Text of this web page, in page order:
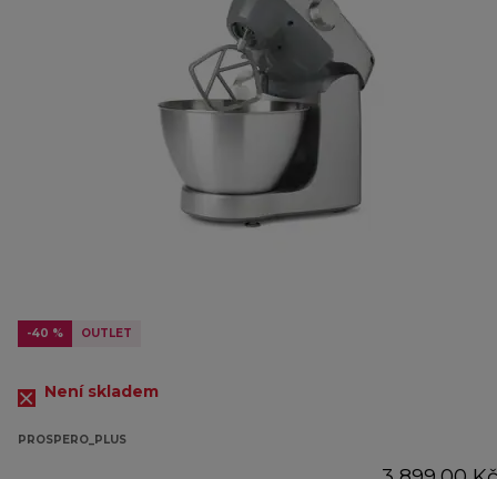
-40 % OUTLET
Není skladem
PROSPERO_PLUS